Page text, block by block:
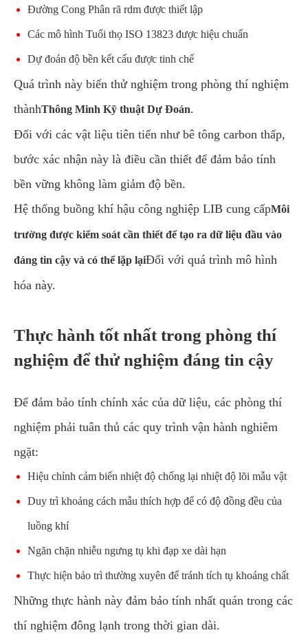
Đường Cong Phân rã rdm được thiết lập
Các mô hình Tuổi thọ ISO 13823 được hiệu chuẩn
Dự đoán độ bền kết cấu được tinh chế
Quá trình này biến thử nghiệm trong phòng thí nghiệm
thànhThông Minh Kỹ thuật Dự Đoán.
Đối với các vật liệu tiên tiến như bê tông carbon thấp,
bước xác nhận này là điều cần thiết để đảm bảo tính
bền vững không làm giảm độ bền.
Hệ thống buồng khí hậu công nghiệp LIB cung cấpMôi
trường được kiểm soát cần thiết để tạo ra dữ liệu đầu vào
đáng tin cậy và có thể lặp lạiĐối với quá trình mô hình
hóa này.
Thực hành tốt nhất trong phòng thí
nghiệm để thử nghiệm đáng tin cậy
Để đảm bảo tính chính xác của dữ liệu, các phòng thí
nghiệm phải tuân thủ các quy trình vận hành nghiêm
ngặt:
Hiệu chỉnh cảm biến nhiệt độ chống lại nhiệt độ lõi mẫu vật
Duy trì khoảng cách mẫu thích hợp để có độ đồng đều của
luồng khí
Ngăn chặn nhiễu ngưng tụ khi đạp xe dài hạn
Thực hiện bảo trì thường xuyên để tránh tích tụ khoáng chất
Những thực hành này đảm bảo tính nhất quán trong các
thí nghiệm đông lạnh trong thời gian dài.